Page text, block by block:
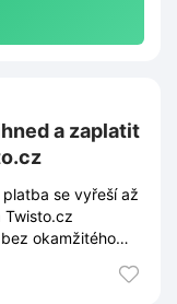
a zaplatit
se vyřeší až
Twisto.cz
okamžitého